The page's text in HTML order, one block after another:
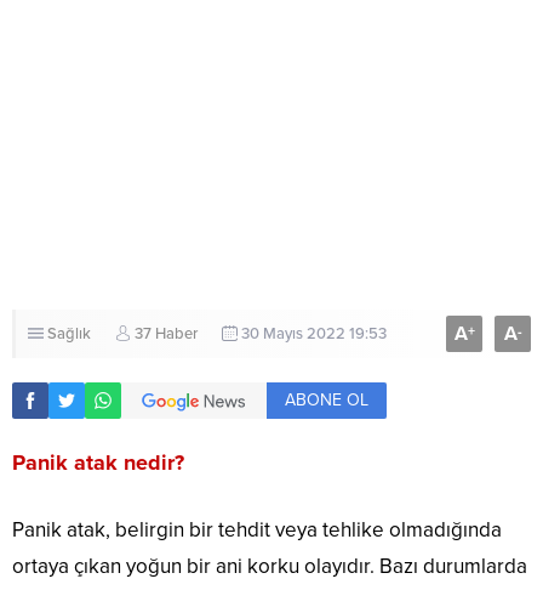
Sağlık 37 Haber 30 Mayıs 2022 19:53 A+ A-
ABONE OL
Panik atak nedir?
Panik atak, belirgin bir tehdit veya tehlike olmadığında
ortaya çıkan yoğun bir ani korku olayıdır. Bazı durumlarda